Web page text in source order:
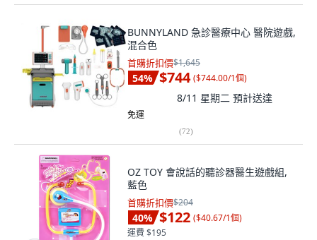
BUNNYLAND 急診醫療中心 醫院遊戲,
混合色
首購折扣價$1,645
54% $744 ($744.00/1個)
8/11 星期二 預計送達
免運
(72)
OZ TOY 會說話的聽診器醫生遊戲組,
藍色
首購折扣價$204
40% $122 ($40.67/1個)
運費 $195